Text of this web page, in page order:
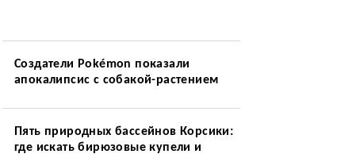
Создатели Pokémon показали
апокалипсис с собакой-растением
Пять природных бассейнов Корсики:
где искать бирюзовые купели и